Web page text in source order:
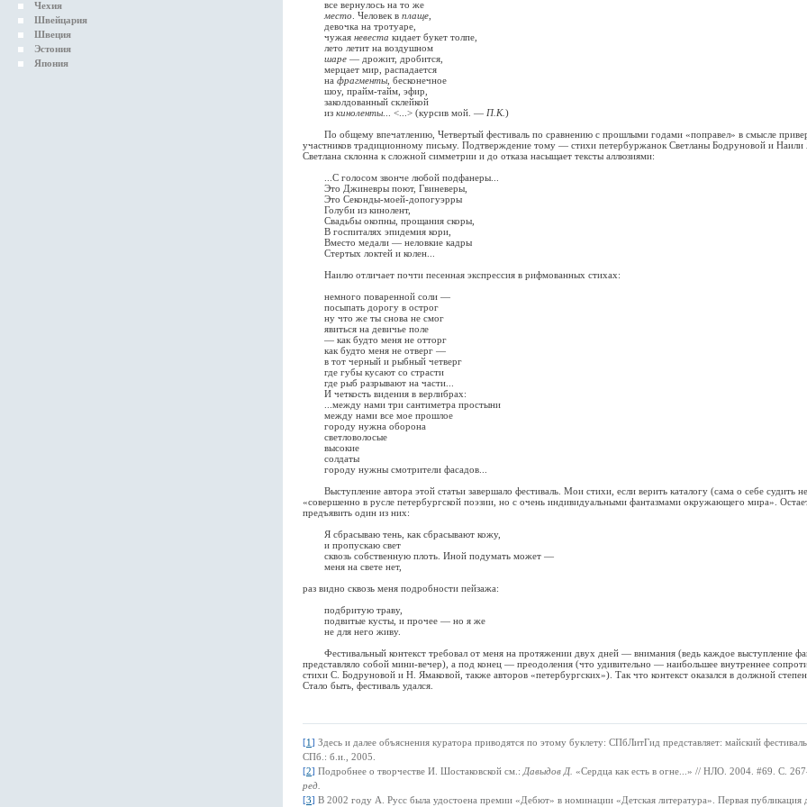
Чехия
Швейцария
Швеция
Эстония
Япония
все вернулось на то же
место . Человек в плаще
девочка на тротуаре,
чужая невеста кидает букет толпе,
лето летит на воздушном
шаре — дрожит, дробится,
мерцает мир, распадается
на фрагменты , бесконечное
шоу, прайм-тайм, эфир,
заколдованный склейкой
из киноленты ... <...> (курсив мой. — П.К.)
По общему впечатлению, Четвертый фестиваль по сравнению с прошлыми годами «поправел» в смысле
участников традиционному письму. Подтверждение тому — стихи петербуржанок Светланы Бодруновой и Наили
Светлана склонна к сложной симметрии и до отказа насыщает тексты аллюзиями:
...С голосом звонче любой подфанеры...
Это Джиневры поют, Гвиневеры,
Это Секонды-моей-допогуэрры
Голуби из кинолент,
Свадьбы окопны, прощания скоры,
В госпиталях эпидемия кори,
Вместо медали — неловкие кадры
Стертых локтей и колен...
Наилю отличает почти песенная экспрессия в рифмованных стихах:
немного поваренной соли —
посыпать дорогу в острог
ну что же ты снова не смог
явиться на девичье поле
— как будто меня не отторг
как будто меня не отверг —
в тот черный и рыбный четверг
где губы кусают со страсти
где рыб разрывают на части...
И четкость видения в верлибрах:
...между нами три сантиметра простыни
между нами все мое прошлое
городу нужна оборона
светловолосые
высокие
солдаты
городу нужны смотрители фасадов...
Выступление автора этой статьи завершало фестиваль. Мои стихи, если верить каталогу (сама о себе судить
«совершенно в русле петербургской поэзии, но с очень индивидуальными фантазмами окружающего мира».
предъявить один из них:
Я сбрасываю тень, как сбрасывают кожу,
и пропускаю свет
сквозь собственную плоть. Иной подумать может —
меня на свете нет,
раз видно сквозь меня подробности пейзажа:
подбритую траву,
подвитые кусты, и прочее — но я же
не для него живу.
Фестивальный контекст требовал от меня на протяжении двух дней — внимания (ведь каждое выступление
представляло собой мини-вечер), а под конец — преодоления (что удивительно — наибольшее внутреннее
стихи С. Бодруновой и Н. Ямаковой, также авторов «петербургских»). Так что контекст оказался в должной
Стало быть, фестиваль удался.
[1] Здесь и далее объяснения куратора приводятся по этому буклету: СПбЛитГид представляет: майский
СПб.: б.и., 2005.
[2] Подробнее о творчестве И. Шостаковской см.: Давыдов Д. «Сердца как есть в огне...» // НЛО. 2004. #69. С.
ред.
[3] В 2002 году А. Русс была удостоена премии «Дебют» в номинации «Детская литература». Первая публикация